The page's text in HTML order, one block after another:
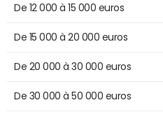
De 12 000 à 15 000 euros
De 15 000 à 20 000 euros
De 20 000 à 30 000 euros
De 30 000 à 50 000 euros